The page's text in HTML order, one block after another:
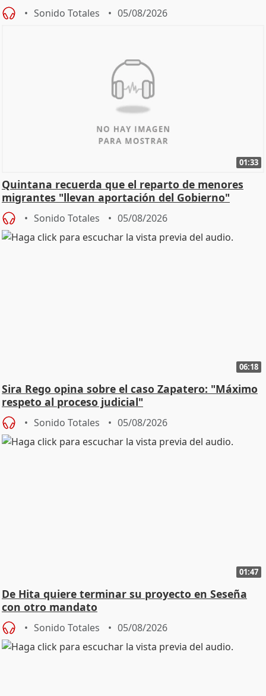
Sonido Totales 05/08/2026
01:33
Quintana recuerda que el reparto de menores
migrantes "llevan aportación del Gobierno"
central
Sonido Totales 05/08/2026
06:18
Sira Rego opina sobre el caso Zapatero: "Máximo
respeto al proceso judicial"
Sonido Totales 05/08/2026
01:47
De Hita quiere terminar su proyecto en Seseña
con otro mandato
Sonido Totales 05/08/2026